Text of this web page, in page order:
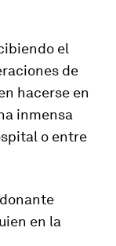
el
de
hacerse en
inmensa
o entre
en la